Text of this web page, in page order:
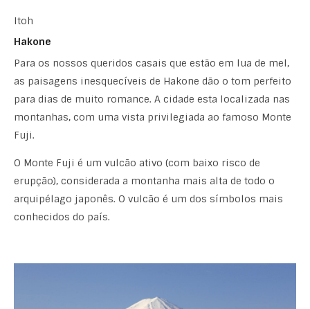
Itoh
Hakone
Para os nossos queridos casais que estão em lua de mel,
as paisagens inesquecíveis de Hakone dão o tom perfeito
para dias de muito romance. A cidade esta localizada nas
montanhas, com uma vista privilegiada ao famoso Monte
Fuji.
O Monte Fuji é um vulcão ativo (com baixo risco de
erupção), considerada a montanha mais alta de todo o
arquipélago japonês. O vulcão é um dos símbolos mais
conhecidos do país.